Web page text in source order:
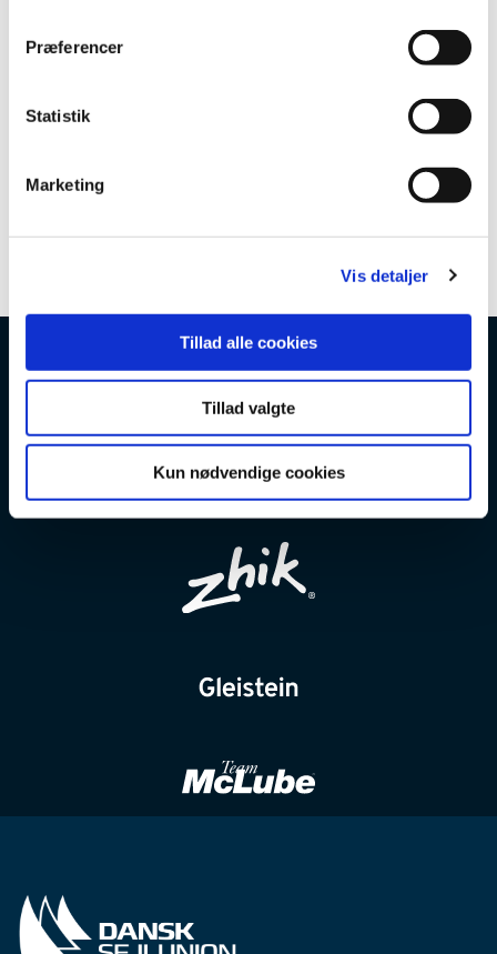
Præferencer
Statistik
Marketing
Vis detaljer
Tillad alle cookies
Tillad valgte
Kun nødvendige cookies